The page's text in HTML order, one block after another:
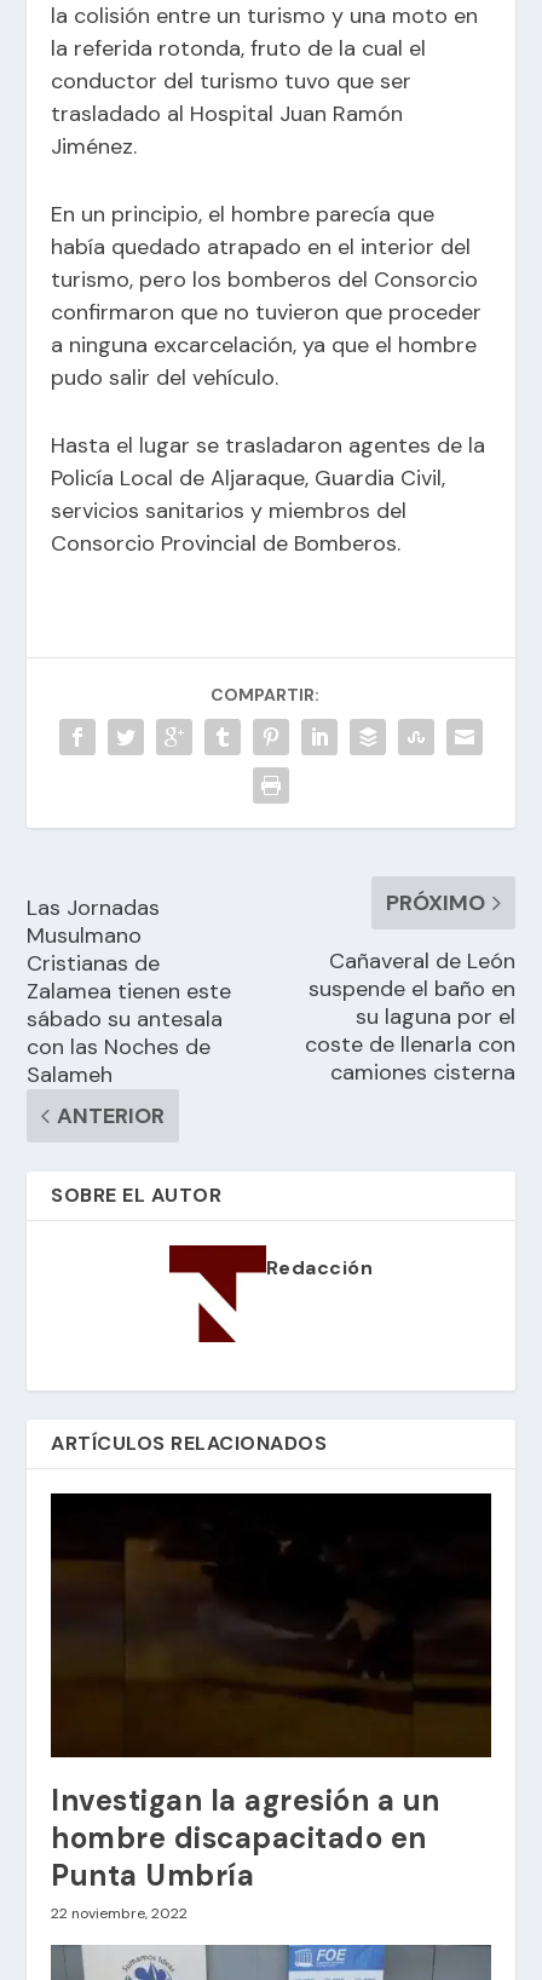
la colisión entre un turismo y una moto en
la referida rotonda, fruto de la cual el
conductor del turismo tuvo que ser
trasladado al Hospital Juan Ramón
Jiménez.
En un principio, el hombre parecía que
había quedado atrapado en el interior del
turismo, pero los bomberos del Consorcio
confirmaron que no tuvieron que proceder
a ninguna excarcelación, ya que el hombre
pudo salir del vehículo.
Hasta el lugar se trasladaron agentes de la
Policía Local de Aljaraque, Guardia Civil,
servicios sanitarios y miembros del
Consorcio Provincial de Bomberos.
COMPARTIR:
Las Jornadas
Musulmano
Cristianas de
Zalamea tienen este
sábado su antesala
con las Noches de
Salameh
ANTERIOR
PRÓXIMO
Cañaveral de León
suspende el baño en
su laguna por el
coste de llenarla con
camiones cisterna
SOBRE EL AUTOR
Redacción
ARTÍCULOS RELACIONADOS
Investigan la agresión a un
hombre discapacitado en
Punta Umbría
22 noviembre, 2022